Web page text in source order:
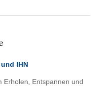
IHN
Erholen, Entspannen und